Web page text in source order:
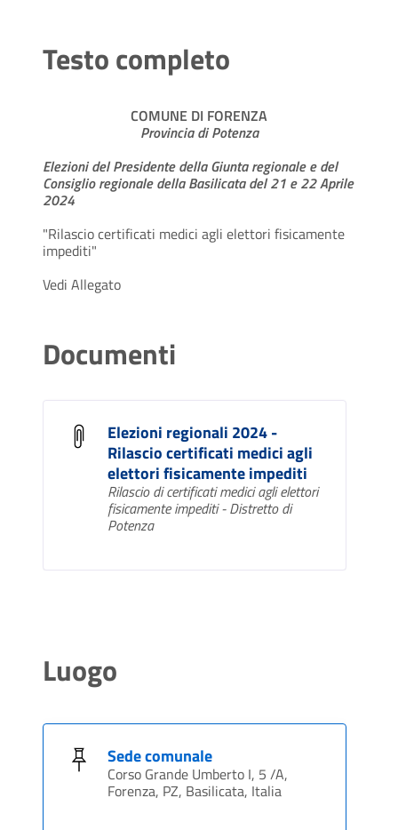
Testo completo
COMUNE DI FORENZA
Provincia di Potenza
Elezioni del Presidente della Giunta regionale e del
Consiglio regionale della Basilicata del 21 e 22 Aprile
2024
"Rilascio certificati medici agli elettori fisicamente
impediti"
Vedi Allegato
Documenti
Elezioni regionali 2024 -
Rilascio certificati medici agli
elettori fisicamente impediti
Rilascio di certificati medici agli elettori
fisicamente impediti - Distretto di
Potenza
Luogo
Sede comunale
Corso Grande Umberto I, 5 /A,
Forenza, PZ, Basilicata, Italia